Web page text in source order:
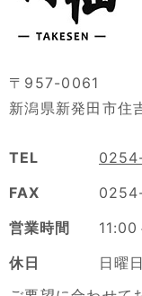
〒957-0061
新潟県新発田市住
TEL
FAX
営業時間
11:00
休日
日曜